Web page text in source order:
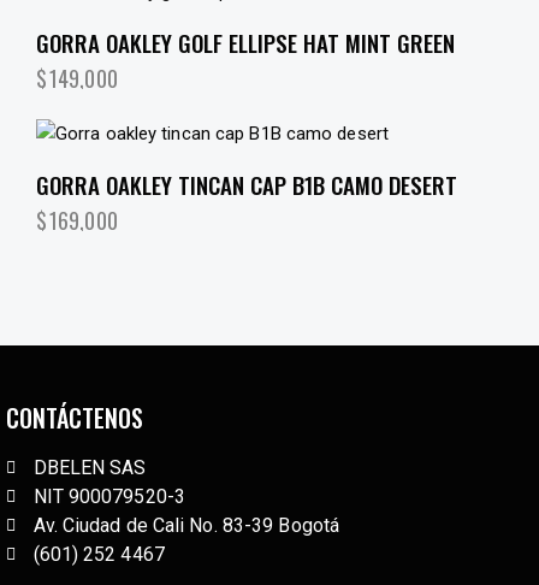
GORRA OAKLEY GOLF ELLIPSE HAT MINT GREEN
$149,000
GORRA OAKLEY TINCAN CAP B1B CAMO DESERT
$169,000
CONTÁCTENOS
DBELEN SAS
NIT 900079520-3
Av. Ciudad de Cali No. 83-39 Bogotá
(601) 252 4467